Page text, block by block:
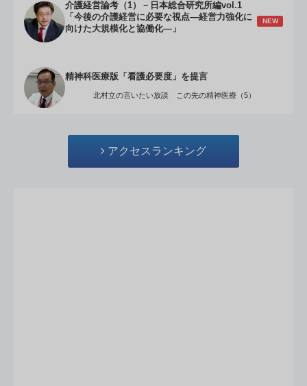
介護経営論考（1）－日本総合研究所編vol.1
「今後の介護経営に必要な視点―経営力強化に
向けた大規模化と協働化―」
NEW
精神科医療版「看護必要度」を提言
北村立の言いたい放談 この先の精神医療（5）
アクセスランキング